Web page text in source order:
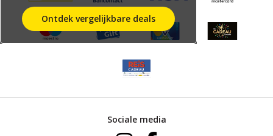
Ontdek vergelijkbare deals
Sociale media